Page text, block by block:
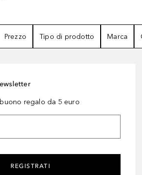
Prezzo Tipo di prodotto Marca
regalo da 5 euro
REGISTRATI